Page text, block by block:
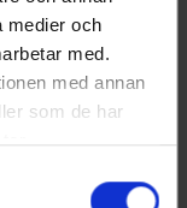
medier och
med.
med annan
som de har